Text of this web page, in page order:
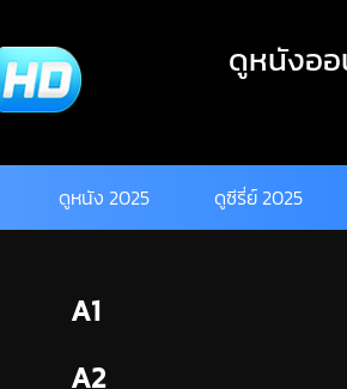
ดูหนังออ
ดูหนัง 2025 ดูซีรี่ย์ 2025
A1
A2